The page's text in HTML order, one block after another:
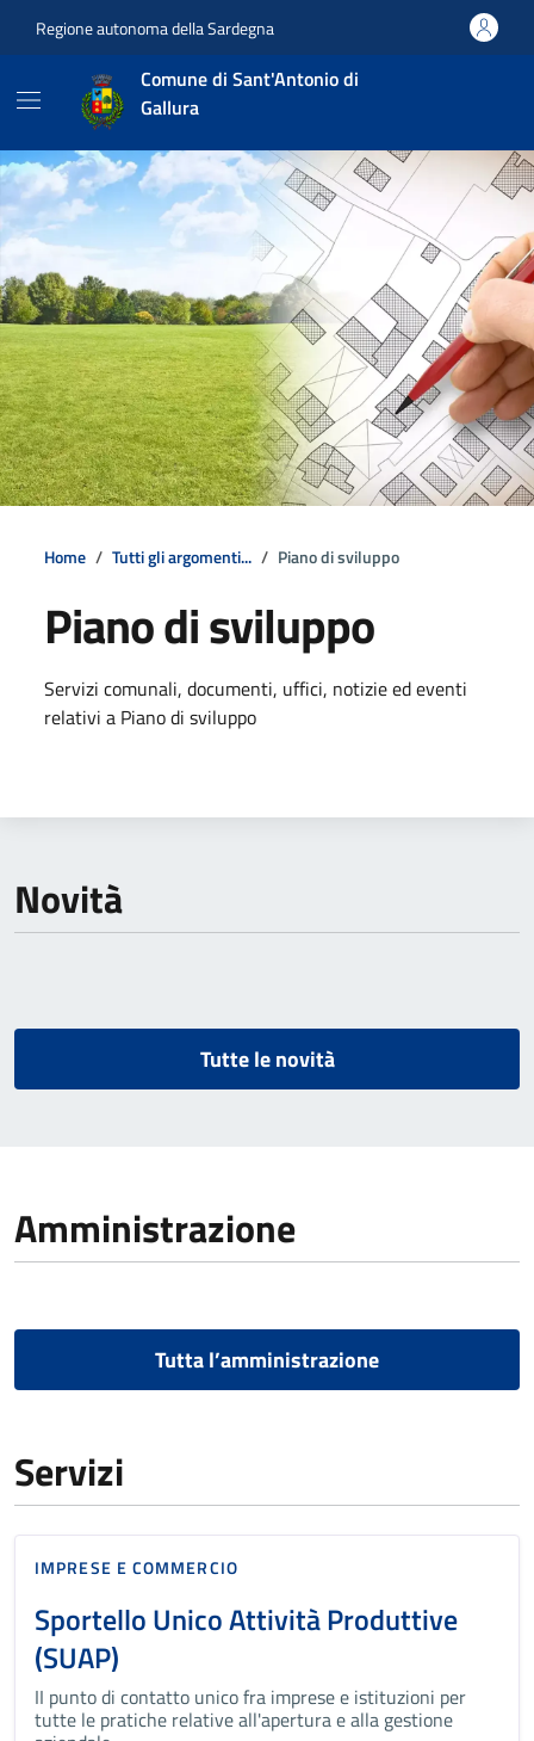
Regione autonoma della Sardegna
Comune di Sant'Antonio di
Gallura
Home Tutti gli argomenti... Piano di sviluppo
Piano di sviluppo
Dettagli della notizia
Servizi comunali, documenti, uffici, notizie ed eventi
relativi a Piano di sviluppo
Novità
Tutte le novità
Amministrazione
Tutta l’amministrazione
Servizi
IMPRESE E COMMERCIO
Sportello Unico Attività Produttive
(SUAP)
II punto di contatto unico fra imprese e istituzioni per
tutte le pratiche relative all'apertura e alla gestione